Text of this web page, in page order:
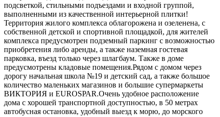
подсветкой, стильными подъездами и входной группой,
выполненными из качественной интерьерной плитки!
Территория жилого комплекса облагорожена и озеленена, с
собственной детской и спортивной площадкой, для жителей
комплекса предусмотрен подземный паркинг с возможностью
приобретения либо аренды, а также наземная гостевая
парковка, въезд только через шлагбаум. Также в доме
предусмотрены кладовые помещения.Рядом с домом через
дорогу начальная школа №19 и детский сад, а также большое
количество маленьких магазинов и большие супермаркеты
ВИКТОРИЯ и ЕURОSРАR.Очень удобное расположение
дома с хорошей транспортной доступностью, в 50 метрах
автобусная остановка, удобный выезд к морю, до морского